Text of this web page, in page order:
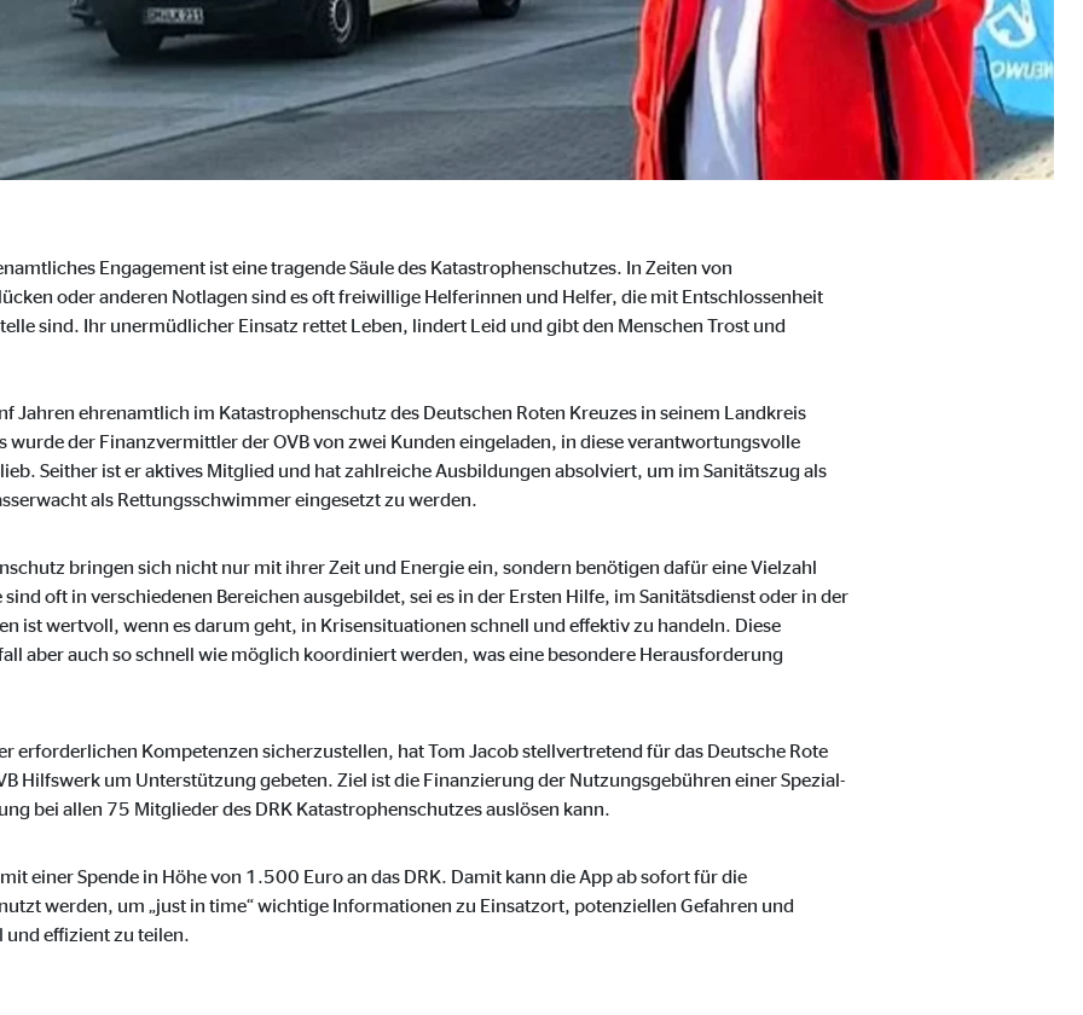
Engagement ist eine tragende Säule des Katastrophenschutzes. In Zeiten von
oder anderen Notlagen sind es oft freiwillige Helferinnen und Helfer, die mit Entschlossenheit
sind. Ihr unermüdlicher Einsatz rettet Leben, lindert Leid und gibt den Menschen Trost und
Jahren ehrenamtlich im Katastrophenschutz des Deutschen Roten Kreuzes in seinem Landkreis
wurde der Finanzvermittler der OVB von zwei Kunden eingeladen, in diese verantwortungsvolle
Seither ist er aktives Mitglied und hat zahlreiche Ausbildungen absolviert, um im Sanitätszug als
als Rettungsschwimmer eingesetzt zu werden.
bringen sich nicht nur mit ihrer Zeit und Energie ein, sondern benötigen dafür eine Vielzahl
oft in verschiedenen Bereichen ausgebildet, sei es in der Ersten Hilfe, im Sanitätsdienst oder in der
ist wertvoll, wenn es darum geht, in Krisensituationen schnell und effektiv zu handeln. Diese
aber auch so schnell wie möglich koordiniert werden, was eine besondere Herausforderung
erforderlichen Kompetenzen sicherzustellen, hat Tom Jacob stellvertretend für das Deutsche Rote
Hilfswerk um Unterstützung gebeten. Ziel ist die Finanzierung der Nutzungsgebühren einer Spezial-
bei allen 75 Mitglieder des DRK Katastrophenschutzes auslösen kann.
einer Spende in Höhe von 1.500 Euro an das DRK. Damit kann die App ab sofort für die
werden, um „just in time“ wichtige Informationen zu Einsatzort, potenziellen Gefahren und
effizient zu teilen.
Informationen helfen uns zu verstehen, wie unsere Besucher unsere Website nutzen.
Ltd.
Ireland Ltd.
von Statistiken zur Website-Nutzung
Werbung anzuzeigen. Zu diesem Zweck werden die Daten an Drittanbieter übermittelt, die die
Ireland Ltd.
mit Benutzerprofilen